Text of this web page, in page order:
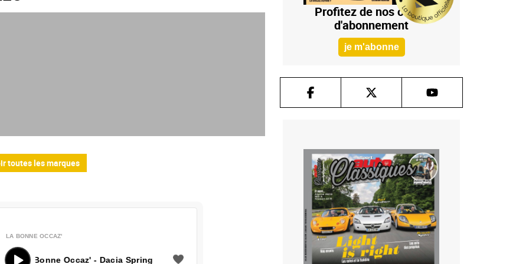
toutes les marques
LA BONNE OCCAZ'
Bonne Occaz' - Dacia Spring
Profitez de nos offres
d'abonnement
je m'abonne